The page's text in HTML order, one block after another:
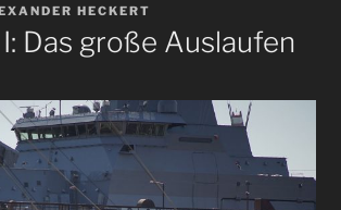
HECKERT
Das große Auslaufen